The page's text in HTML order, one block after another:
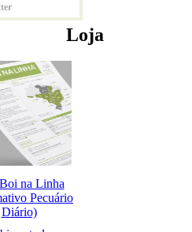
Loja
na Linha
Pecuário
Diário)